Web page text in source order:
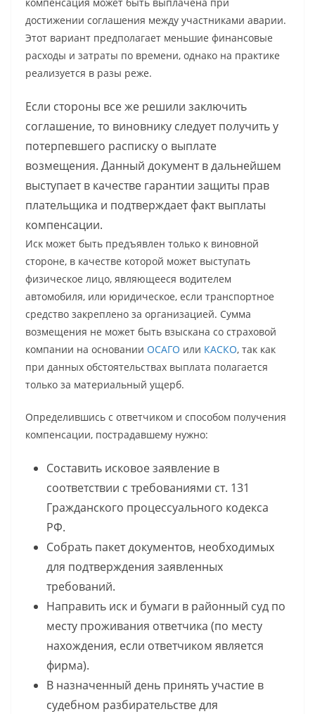
компенсация может быть выплачена при
достижении соглашения между участниками аварии.
Этот вариант предполагает меньшие финансовые
расходы и затраты по времени, однако на практике
реализуется в разы реже.
Если стороны все же решили заключить
соглашение, то виновнику следует получить у
потерпевшего расписку о выплате
возмещения. Данный документ в дальнейшем
выступает в качестве гарантии защиты прав
плательщика и подтверждает факт выплаты
компенсации.
Иск может быть предъявлен только к виновной
стороне, в качестве которой может выступать
физическое лицо, являющееся водителем
автомобиля, или юридическое, если транспортное
средство закреплено за организацией. Сумма
возмещения не может быть взыскана со страховой
компании на основании ОСАГО или КАСКО, так как
при данных обстоятельствах выплата полагается
только за материальный ущерб.
Определившись с ответчиком и способом получения
компенсации, пострадавшему нужно:
Составить исковое заявление в
соответствии с требованиями ст. 131
Гражданского процессуального кодекса
РФ.
Собрать пакет документов, необходимых
для подтверждения заявленных
требований.
Направить иск и бумаги в районный суд по
месту проживания ответчика (по месту
нахождения, если ответчиком является
фирма).
В назначенный день принять участие в
судебном разбирательстве для